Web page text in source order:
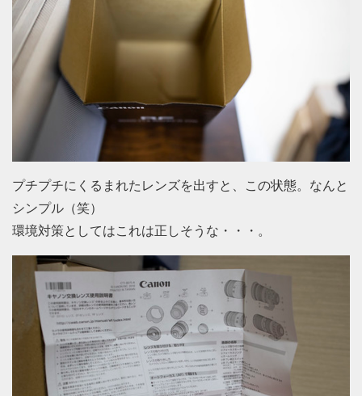
プチプチにくるまれたレンズを出すと、この状態。なんと
シンプル（笑）
環境対策としてはこれは正しそうな・・・。